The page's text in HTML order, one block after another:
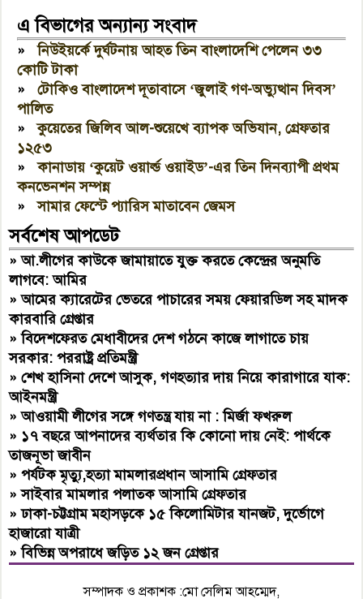
এ বিভাগের অন্যান্য সংবাদ
»নিউইয়র্কে দুর্ঘটনায় আহত তিন বাংলাদেশি পেলেন ৩৩
কোটি টাকা
»টোকিও বাংলাদেশ দূতাবাসে ‘জুলাই গণ-অভ্যুত্থান দিবস’
পালিত
»কুয়েতের জিলিব আল-শুয়েখে ব্যাপক অভিযান, গ্রেফতার
১২৫৩
»কানাডায় ‘কুয়েট ওয়ার্ল্ড ওয়াইড’-এর তিন দিনব্যাপী প্রথম
কনভেনশন সম্পন্ন
»সামার ফেস্টে প্যারিস মাতাবেন জেমস
সর্বশেষ আপডেট
»আ.লীগের কাউকে জামায়াতে যুক্ত করতে কেন্দ্রের অনুমতি
লাগবে: আমির
»আমের ক্যারেটের ভেতরে পাচারের সময় ফেয়ারডিল সহ মাদক
কারবারি গ্রেপ্তার
»বিদেশফেরত মেধাবীদের দেশ গঠনে কাজে লাগাতে চায়
সরকার: পররাষ্ট্র প্রতিমন্ত্রী
»শেখ হাসিনা দেশে আসুক, গণহত্যার দায় নিয়ে কারাগারে যাক:
আইনমন্ত্রী
»আওয়ামী লীগের সঙ্গে গণতন্ত্র যায় না : মির্জা ফখরুল
» ১৭ বছরে আপনাদের ব্যর্থতার কি কোনো দায় নেই: পার্থকে
তাজনূভা জাবীন
»পর্যটক মৃত্যু,হত্যা মামলারপ্রধান আসামি গ্রেফতার
»সাইবার মামলার পলাতক আসামি গ্রেফতার
»ঢাকা-চট্টগ্রাম মহাসড়কে ১৫ কিলোমিটার যানজট, দুর্ভোগে
হাজারো যাত্রী
»বিভিন্ন অপরাধে জড়িত ১২ জন গ্রেপ্তার
সম্পাদক ও প্রকাশক :মো সেলিম আহম্মেদ,